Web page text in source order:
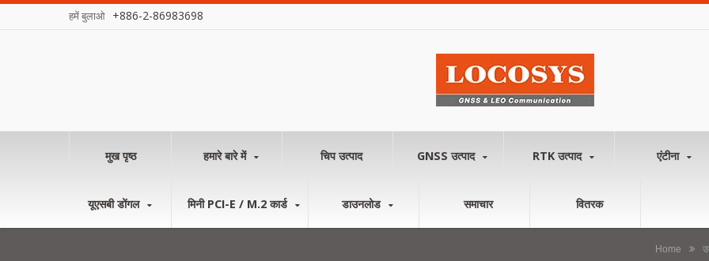
हमें बुलाओ +886-2-86983698
मुख पृष्ठ हमारे बारे में चिप उत्पाद GNSS उत्पाद RTK उत्पाद एंटीना
यूएसबी डोंगल मिनी PCI-E / M.2 कार्ड डाउनलोड समाचार वितरक
Home